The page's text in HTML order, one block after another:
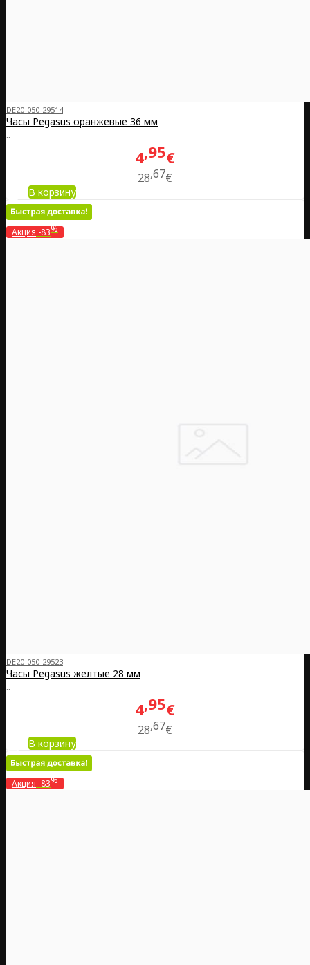
DE20-050-29514
Часы Pegasus оранжевые 36 мм
..
4 95€
28 67€
В корзину
Акция -83%
DE20-050-29523
Часы Pegasus желтые 28 мм
..
4 95€
28 67€
В корзину
Акция -83%